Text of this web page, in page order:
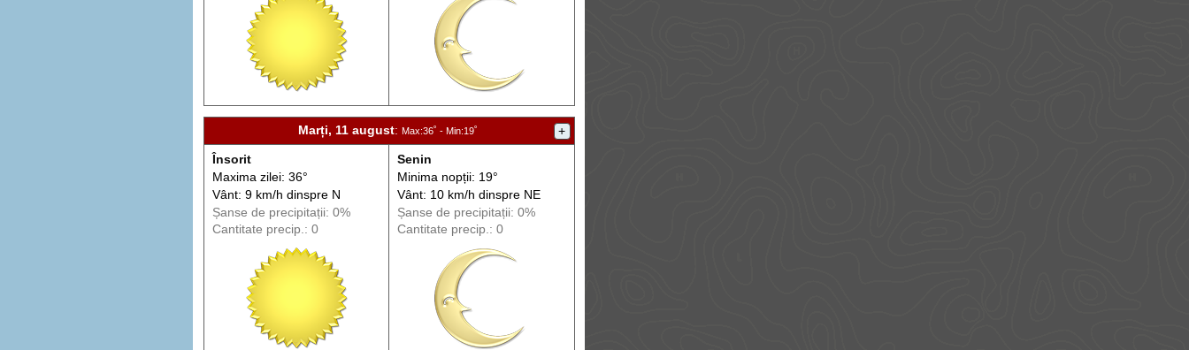
Marți, 11 august: Max:36˚ - Min:19˚ +
Însorit
Maxima zilei: 36°
Vânt: 9 km/h dinspreN
Șanse de precipitații: 0%
Cantitate precip.: 0
Senin
Minima nopții: 19°
Vânt: 10 km/h dinspreNE
Șanse de precipitații: 0%
Cantitate precip.: 0